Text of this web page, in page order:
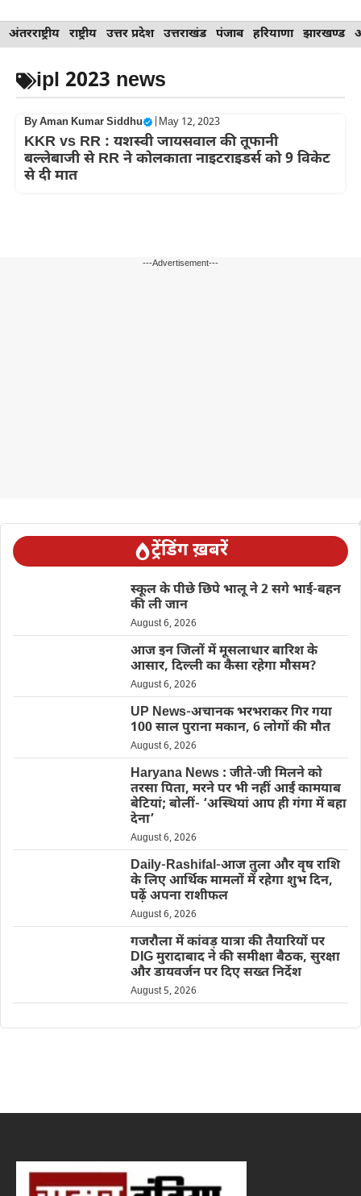
Skip
to
content
अंतरराष्ट्रीय राष्ट्रीय उत्तर प्रदेश उत्तराखंड पंजाब हरियाणा झारखण्ड
ipl 2023 news
ByAman Kumar Siddhu May 12, 2023
KKR vs RR : यशस्वी जायसवाल की तूफानी
बल्लेबाजी से RR ने कोलकाता नाइटराइडर्स को 9 विकेट
से दी मात
---Advertisement---
ट्रेंडिंग ख़बरें
स्कूल के पीछे छिपे भालू ने 2 सगे भाई-बहन
की ली जान
August 6, 2026
आज इन जिलों में मूसलाधार बारिश के
आसार, दिल्ली का कैसा रहेगा मौसम?
August 6, 2026
UP News-अचानक भरभराकर गिर गया
100 साल पुराना मकान, 6 लोगों की मौत
August 6, 2026
Haryana News : जीते-जी मिलने को
तरसा पिता, मरने पर भी नहीं आईं कामयाब
बेटियां; बोलीं- ‘अस्थियां आप ही गंगा में बहा
देना’
August 6, 2026
Daily-Rashifal-आज तुला और वृष राशि
के लिए आर्थिक मामलों में रहेगा शुभ दिन,
पढ़ें अपना राशीफल
August 6, 2026
गजरौला में कांवड़ यात्रा की तैयारियों पर
DIG मुरादाबाद ने की समीक्षा बैठक, सुरक्षा
और डायवर्जन पर दिए सख्त निर्देश
August 5, 2026